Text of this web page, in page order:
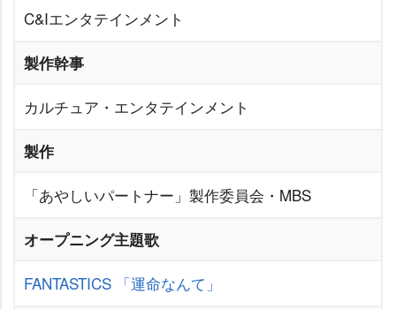
C&Iエンタテインメント
製作幹事
カルチュア・エンタテインメント
製作
「あやしいパートナー」製作委員会・MBS
オープニング主題歌
FANTASTICS 「運命なんて」